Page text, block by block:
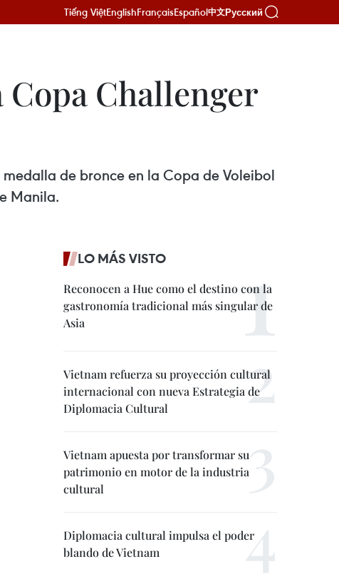
Tiếng ViệtEnglishFrançaisEspañol中文Русский
Challenger
de bronce en la Copa de Voleibol
Manila.
LO MÁS VISTO
Reconocen a Hue como el destino con la
gastronomía tradicional más singular de
Asia
Vietnam refuerza su proyección cultural
internacional con nueva Estrategia de
Diplomacia Cultural
Vietnam apuesta por transformar su
patrimonio en motor de la industria
cultural
Diplomacia cultural impulsa el poder
blando de Vietnam